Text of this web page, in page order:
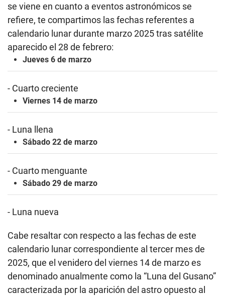
se viene en cuanto a eventos astronómicos se
refiere, te compartimos las fechas referentes a
calendario lunar durante marzo 2025 tras satélite
aparecido el 28 de febrero:
Jueves 6 de marzo
- Cuarto creciente
Viernes 14 de marzo
- Luna llena
Sábado 22 de marzo
- Cuarto menguante
Sábado 29 de marzo
- Luna nueva
Cabe resaltar con respecto a las fechas de este
calendario lunar correspondiente al tercer mes de
2025, que el venidero del viernes 14 de marzo es
denominado anualmente como la “Luna del Gusano”
caracterizada por la aparición del astro opuesto al